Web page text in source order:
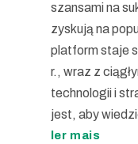
szansami na
zyskują na
platform staje
r., wraz z
technologii i
jest, aby
ler mais